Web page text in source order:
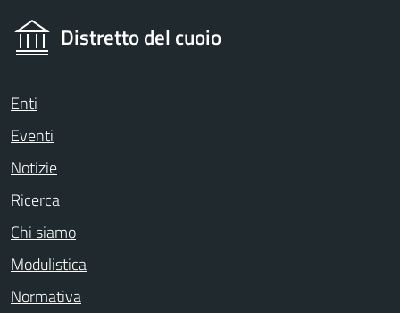
Distretto del cuoio
Enti
Eventi
Notizie
Ricerca
Chi siamo
Modulistica
Normativa